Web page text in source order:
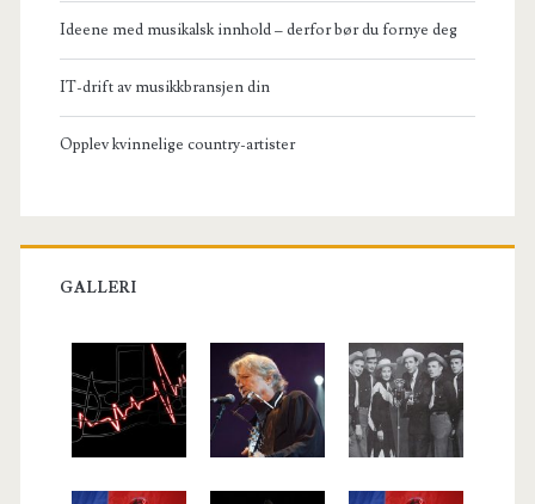
Ideene med musikalsk innhold – derfor bør du fornye deg
IT-drift av musikkbransjen din
Opplev kvinnelige country-artister
GALLERI